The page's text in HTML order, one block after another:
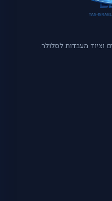
וציוד מעבדות לסלולר.